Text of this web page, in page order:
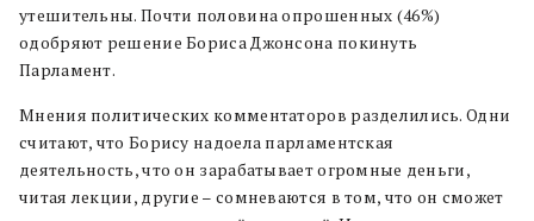
утешительны. Почти половина опрошенных (46%)
одобряют решение Бориса Джонсона покинуть
Парламент.
Мнения политических комментаторов разделились. Одни
считают, что Борису надоела парламентская
деятельность, что он зарабатывает огромные деньги,
читая лекции, другие – сомневаются в том, что он сможет